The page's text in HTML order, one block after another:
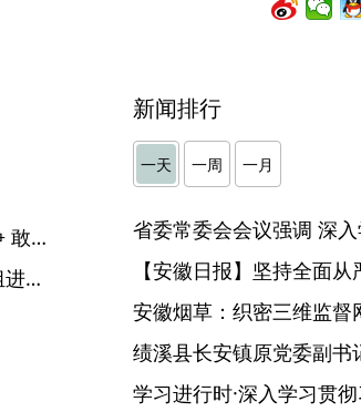
【学习领会党的十九届六中全会精神】敢于斗争 敢于胜利
驻省卫生健康委纪检监察组：与省红十字会党组进行专题会商
新闻排行
一天 一周 一月
【安徽日报】坚持全面从
安徽烟草：织密三维监督